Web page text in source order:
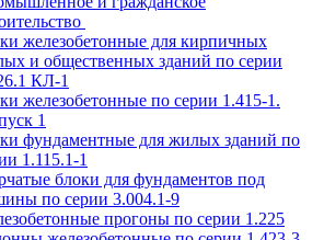
железобетонные для кирпичных
и общественных зданий по серии
КЛ-1
железобетонные по серии 1.415-1.
1
фундаментные для жилых зданий по
1.115.1-1
блоки для фундаментов под
по серии 3.004.1-9
прогоны по серии 1.225